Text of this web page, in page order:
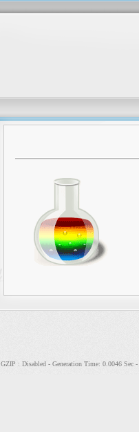
GZIP : Disabled - Generation Time: 0.0046 Sec